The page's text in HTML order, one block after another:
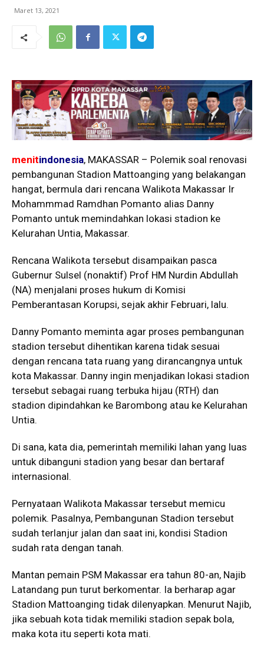
Maret 13, 2021
menitindonesia, MAKASSAR – Polemik soal renovasi
pembangunan Stadion Mattoanging yang belakangan
hangat, bermula dari rencana Walikota Makassar Ir
Mohammmad Ramdhan Pomanto alias Danny
Pomanto untuk memindahkan lokasi stadion ke
Kelurahan Untia, Makassar.
Rencana Walikota tersebut disampaikan pasca
Gubernur Sulsel (nonaktif) Prof HM Nurdin Abdullah
(NA) menjalani proses hukum di Komisi
Pemberantasan Korupsi, sejak akhir Februari, lalu.
Danny Pomanto meminta agar proses pembangunan
stadion tersebut dihentikan karena tidak sesuai
dengan rencana tata ruang yang dirancangnya untuk
kota Makassar. Danny ingin menjadikan lokasi stadion
tersebut sebagai ruang terbuka hijau (RTH) dan
stadion dipindahkan ke Barombong atau ke Kelurahan
Untia.
Di sana, kata dia, pemerintah memiliki lahan yang luas
untuk dibanguni stadion yang besar dan bertaraf
internasional.
Pernyataan Walikota Makassar tersebut memicu
polemik. Pasalnya, Pembangunan Stadion tersebut
sudah terlanjur jalan dan saat ini, kondisi Stadion
sudah rata dengan tanah.
Mantan pemain PSM Makassar era tahun 80-an, Najib
Latandang pun turut berkomentar. Ia berharap agar
Stadion Mattoanging tidak dilenyapkan. Menurut Najib,
jika sebuah kota tidak memiliki stadion sepak bola,
maka kota itu seperti kota mati.